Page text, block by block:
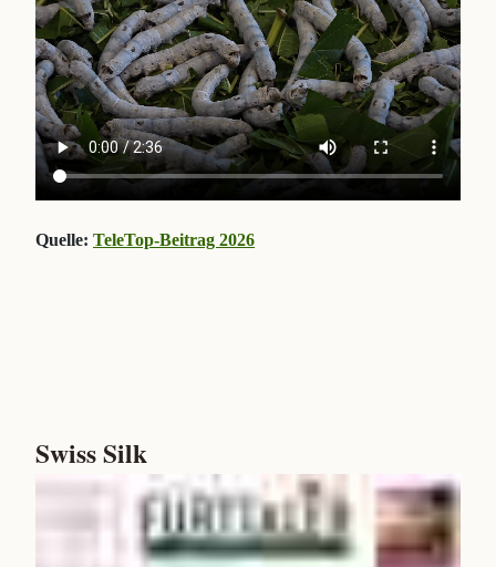
Quelle: TeleTop-Beitrag 2026
Swiss Silk